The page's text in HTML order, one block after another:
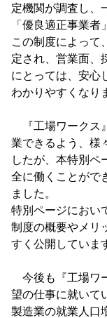
定機関が調査し、
「優良適正事業者
この制度によって
定され、営業面、
にとっては、安心
わかりやすくなり
『工場ワークス
業できるよう、様
したが、本特別ペ
全に働くことがで
ました。
特別ページにおい
制度の概要やメリ
すく公開していま
今後も『工場ワ
望の仕事に就いて
製造業の就業人口